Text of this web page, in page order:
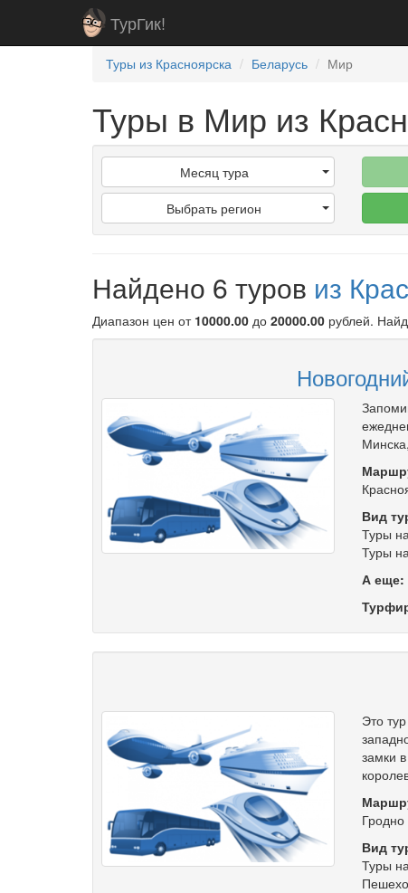
ТурГик!
Туры из Красноярска Беларусь Мир
Туры в Мир из
Месяц тура
Выбрать регион
Найдено 6 туров из
Диапазон цен от 10000.00 до 20000.00 рублей.
Вид
Туры
Туры
А еще:
Это
замки
Гродно
Вид
Туры